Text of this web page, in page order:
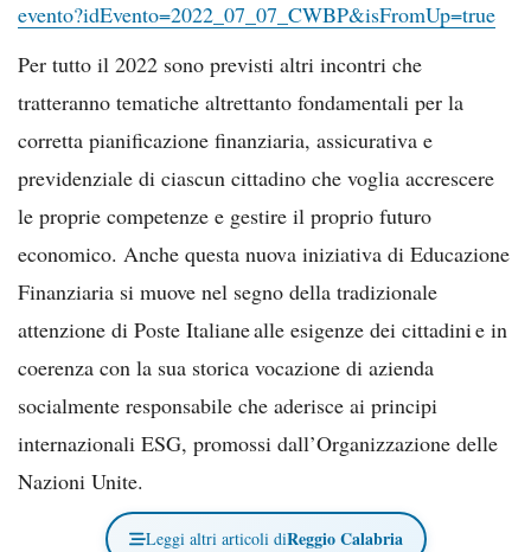
evento?idEvento=2022_07_07_CWBP&isFromUp=true
Per tutto il 2022 sono previsti altri incontri che
tratteranno tematiche altrettanto fondamentali per la
corretta pianificazione finanziaria, assicurativa e
previdenziale di ciascun cittadino che voglia accrescere
le proprie competenze e gestire il proprio futuro
economico. Anche questa nuova iniziativa di Educazione
Finanziaria si muove nel segno della tradizionale
attenzione di Poste Italiane alle esigenze dei cittadini e in
coerenza con la sua storica vocazione di azienda
socialmente responsabile che aderisce ai principi
internazionali ESG, promossi dall’Organizzazione delle
Nazioni Unite.
Leggi altri articoli diReggio Calabria